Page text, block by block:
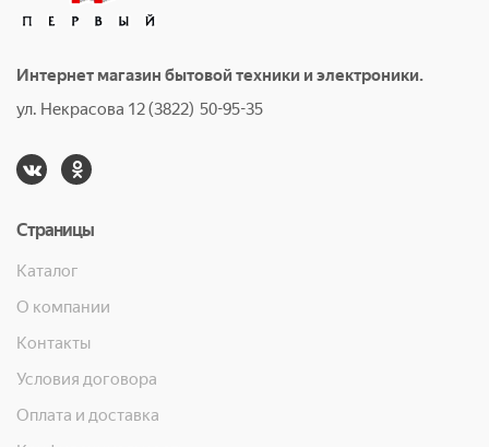
Интернет магазин бытовой техники и электроники.
ул. Некрасова 12 (3822) 50-95-35
Страницы
Каталог
О компании
Контакты
Условия договора
Оплата и доставка